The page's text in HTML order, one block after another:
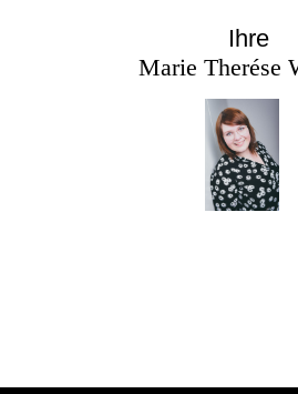
Ihre
Marie Therése